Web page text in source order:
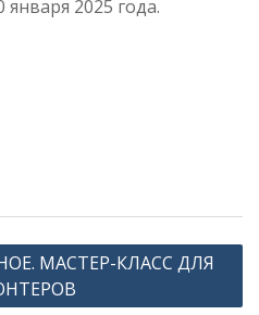
2025 года.
МАСТЕР-КЛАСС ДЛЯ